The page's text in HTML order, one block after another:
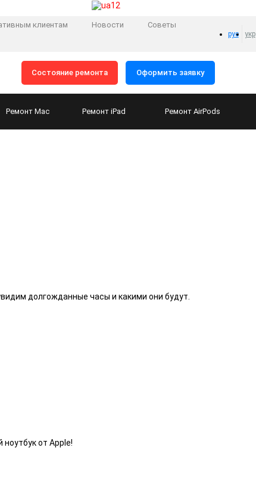
клиентам Новости
Советы
рус укр
Состояние ремонта Оформить заявку
Ремонт Mac Ремонт iPad Ремонт AirPods
долгожданные часы и какими они будут.
от Apple!